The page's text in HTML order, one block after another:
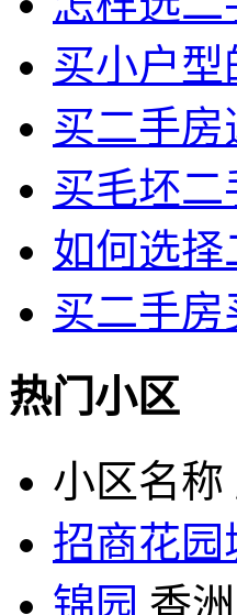
买小户
买二手
买毛坯
如何选择
买二手
热门小区
小区名称
招商花园
锦园 香洲